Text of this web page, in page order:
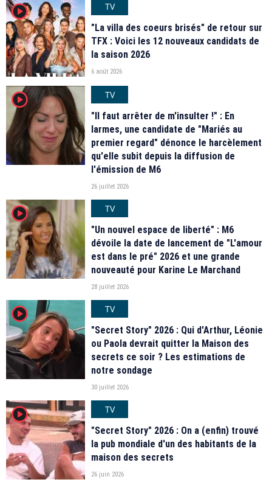
player2
TV
"La villa des coeurs brisés" de retour sur
TFX : Voici les 12 nouveaux candidats de
la saison 2026
6 août 2026
player2
TV
"Il faut arrêter de m'insulter !" : En
larmes, une candidate de "Mariés au
premier regard" dénonce le harcèlement
qu'elle subit depuis la diffusion de
l'émission de M6
26 juillet 2026
player2
TV
"Un nouvel espace de liberté" : M6
dévoile la date de lancement de "L'amour
est dans le pré" 2026 et une grande
nouveauté pour Karine Le Marchand
28 juillet 2026
player2
TV
"Secret Story" 2026 : Qui d'Arthur, Léonie
ou Paola devrait quitter la Maison des
secrets ce soir ? Les estimations de
notre sondage
30 juillet 2026
player2
TV
"Secret Story" 2026 : On a (enfin) trouvé
la pub mondiale d'un des habitants de la
maison des secrets
26 juin 2026